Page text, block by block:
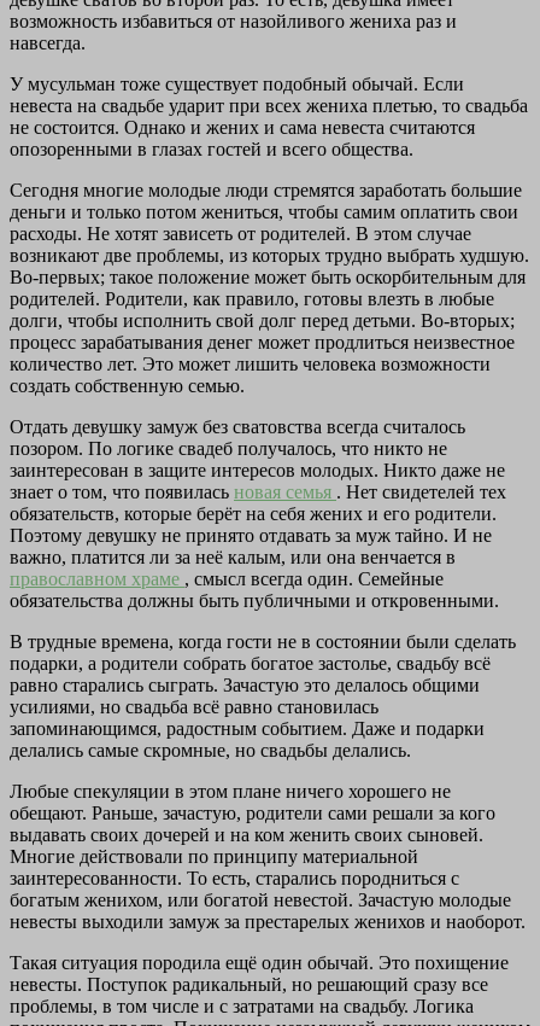
возможность избавиться от назойливого жениха раз и
навсегда.
У мусульман тоже существует подобный обычай. Если
невеста на свадьбе ударит при всех жениха плетью, то свадьба
не состоится. Однако и жених и сама невеста считаются
опозоренными в глазах гостей и всего общества.
Сегодня многие молодые люди стремятся заработать большие
деньги и только потом жениться, чтобы самим оплатить свои
расходы. Не хотят зависеть от родителей. В этом случае
возникают две проблемы, из которых трудно выбрать худшую.
Во-первых; такое положение может быть оскорбительным для
родителей. Родители, как правило, готовы влезть в любые
долги, чтобы исполнить свой долг перед детьми. Во-вторых;
процесс зарабатывания денег может продлиться неизвестное
количество лет. Это может лишить человека возможности
создать собственную семью.
Отдать девушку замуж без сватовства всегда считалось
позором. По логике свадеб получалось, что никто не
заинтересован в защите интересов молодых. Никто даже не
знает о том, что появилась новая семья . Нет свидетелей тех
обязательств, которые берёт на себя жених и его родители.
Поэтому девушку не принято отдавать за муж тайно. И не
важно, платится ли за неё калым, или она венчается в
православном храме , смысл всегда один. Семейные
обязательства должны быть публичными и откровенными.
В трудные времена, когда гости не в состоянии были сделать
подарки, а родители собрать богатое застолье, свадьбу всё
равно старались сыграть. Зачастую это делалось общими
усилиями, но свадьба всё равно становилась
запоминающимся, радостным событием. Даже и подарки
делались самые скромные, но свадьбы делались.
Любые спекуляции в этом плане ничего хорошего не
обещают. Раньше, зачастую, родители сами решали за кого
выдавать своих дочерей и на ком женить своих сыновей.
Многие действовали по принципу материальной
заинтересованности. То есть, старались породниться с
богатым женихом, или богатой невестой. Зачастую молодые
невесты выходили замуж за престарелых женихов и наоборот.
Такая ситуация породила ещё один обычай. Это похищение
невесты. Поступок радикальный, но решающий сразу все
проблемы, в том числе и с затратами на свадьбу. Логика